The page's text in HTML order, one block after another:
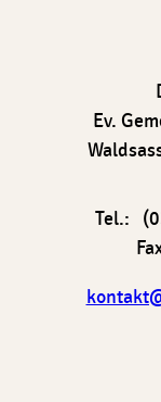
Ev.
Tel.: